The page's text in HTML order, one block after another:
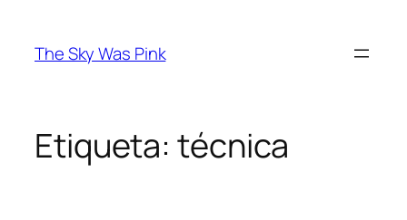
contenido
The Sky Was Pink
Etiqueta: técnica